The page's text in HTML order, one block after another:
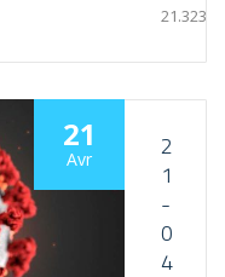
21.323
21
Avr
2
1
-
0
4